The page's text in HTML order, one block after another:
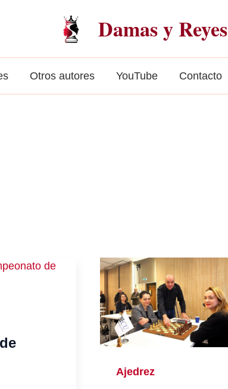
Damas y Reyes
Otros autores YouTube Contacto
Ajedrez